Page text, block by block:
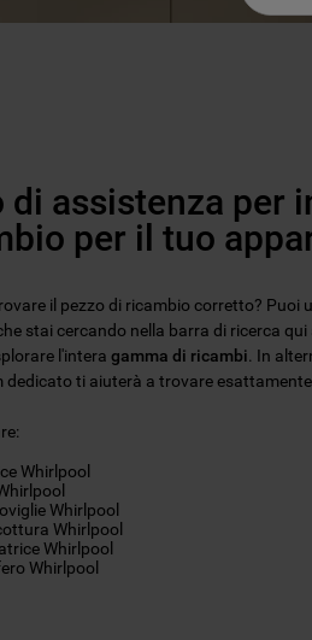
di assistenza per
per il tuo
il pezzo di ricambio corretto? Puoi
stai cercando nella barra di ricerca
l'intera gamma di ricambi . In
ti aiuterà a trovare esattamente
Whirlpool
Whirlpool
Whirlpool
Whirlpool
Whirlpool